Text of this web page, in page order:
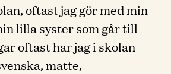
oftast jag gör med min
lilla syster som går till
oftast har jag i skolan
matte,